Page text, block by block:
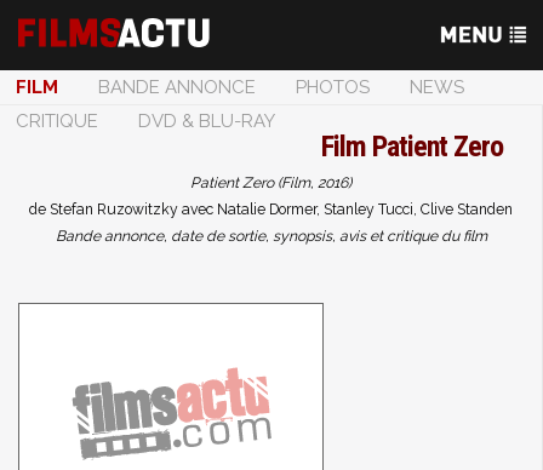
FILM BANDE ANNONCE PHOTOS
NEWS
CRITIQUE
DVD & BLU-RAY
Film Patient Zero
Patient Zero (Film, 2016)
de Stefan Ruzowitzky avec Natalie Dormer, Stanley Tucci, Clive Standen
Bande annonce, date de sortie, synopsis, avis et critique du film